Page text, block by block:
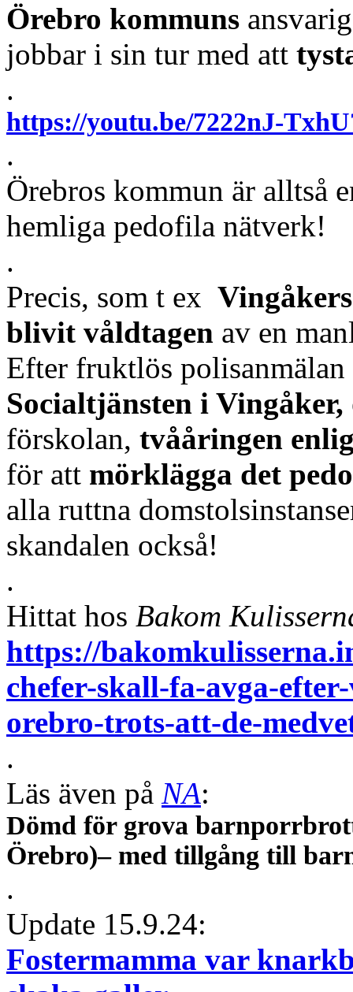
Örebro kommuns
jobbar i sin tur med att
.
https://youtu.be/7222nJ-
.
Örebros kommun är alltså
hemliga pedofila nätverk!
.
Precis, som t ex
blivit våldtagen av en
Efter fruktlös
Socialtjänsten i Vingåker,
förskolan, tvååringen
för att mörklägga det
alla ruttna
skandalen också!
.
Hittat hos Bakom
https://
chefer-skall-fa-avga-
orebro-trots-att-de-
.
Läs även på NA:
Dömd för grova
Örebro)– med tillgång till
.
Update 15.9.24:
Fostermamma var